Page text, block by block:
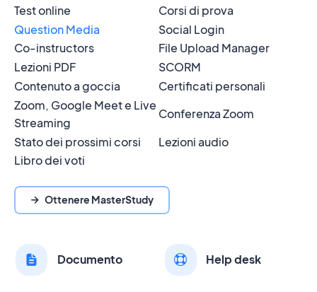
Test online
Corsi di prova
Question Media
Social Login
Co-instructors
File Upload Manager
Lezioni PDF
SCORM
Contenuto a goccia
Certificati personali
Zoom, Google Meet e Live
Streaming
Conferenza Zoom
Stato dei prossimi corsi
Lezioni audio
Libro dei voti
Ottenere MasterStudy
Documento Help desk